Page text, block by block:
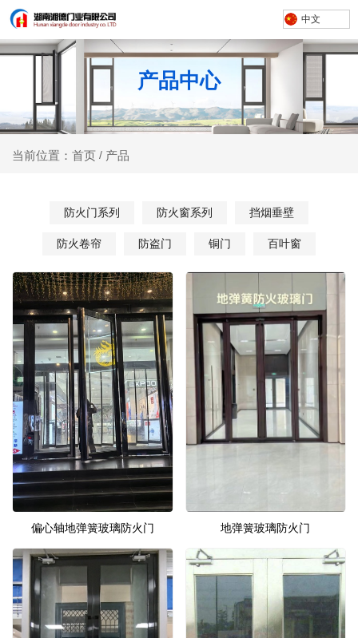
中文
产品中心
当前位置：首页 / 产品
防火门系列 防火窗系列 挡烟垂壁
防火卷帘 防盗门 铜门 百叶窗
偏心轴地弹簧玻璃防火门 地弹簧玻璃防火门